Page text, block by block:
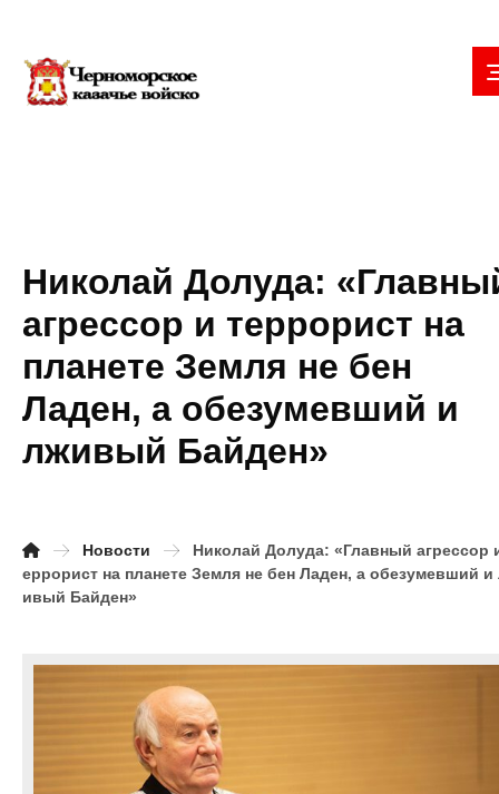
Николай Долуда:
агрессор и террорист на
планете Земля не бен
Ладен, а обезумевший и
лживый Байден»
Новости
Николай Долуда: «Главный агрессор
еррорист на планете Земля не бен Ладен, а обезумевший и
ивый Байден»